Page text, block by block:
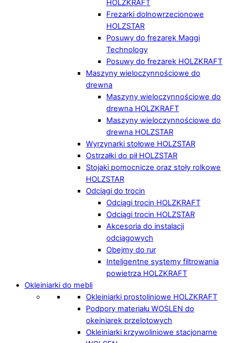
HOLZKRAFT
Frezarki dolnowrzecionowe
HOLZSTAR
Posuwy do frezarek Maggi
Technology
Posuwy do frezarek HOLZKRAFT
Maszyny wieloczynnościowe do
drewna
Maszyny wieloczynnościowe do
drewna HOLZKRAFT
Maszyny wieloczynnościowe do
drewna HOLZSTAR
Wyrzynarki stołowe HOLZSTAR
Ostrzałki do pił HOLZSTAR
Stojaki pomocnicze oraz stoły rolkowe
HOLZSTAR
Odciągi do trocin
Odciągi trocin HOLZKRAFT
Odciągi trocin HOLZSTAR
Akcesoria do instalacji
odciągowych
Obejmy do rur
Inteligentne systemy filtrowania
powietrza HOLZKRAFT
Okleiniarki do mebli
Okleiniarki prostoliniowe HOLZKRAFT
Podpory materiału WOSLEN do
okeiniarek przelotowych
Okleiniarki krzywoliniowe stacjonarne